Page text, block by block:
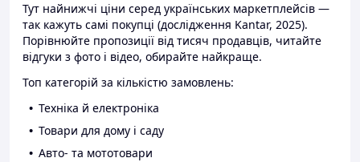
Тут найнижчі ціни серед українських маркетплейсів —
так кажуть самі покупці (дослідження Kantar, 2025).
Порівнюйте пропозиції від тисяч продавців, читайте
відгуки з фото і відео, обирайте найкраще.
Топ категорій за кількістю замовлень:
Техніка й електроніка
Товари для дому і саду
Авто- та мототовари